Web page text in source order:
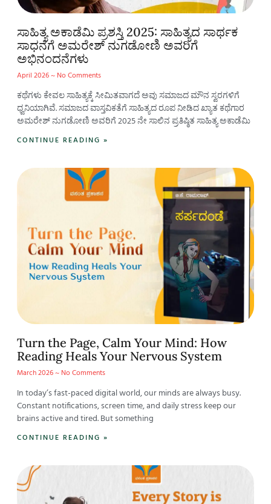
ಸಾಹಿತ್ಯ ಅಕಾಡೆಮಿ ಪ್ರಶಸ್ತಿ 2025: ಸಾಹಿತ್ಯದ ಸಾರ್ಥಕ
ಸಾಧನೆಗೆ ಅಮರೇಶ್ ನುಗಡೋಣಿ ಅವರಿಗೆ
ಅಭಿನಂದನೆಗಳು
April 2026 No Comments
ಕಥೆಗಳು ಕೇವಲ ಸಾಹಿತ್ಯಕ್ಕೆ ಸೀಮಿತವಾಗದೆ ಅವು ಸಮಾಜದ ಮೌನ ಸ್ವರಗಳಿಗೆ
ಧ್ವನಿಯಾಗಿವೆ. ಸಮಾಜದ ವಾಸ್ತವಿಕತೆಗೆ ಸಾಹಿತ್ಯದ ರೂಪ ನೀಡಿದ ಖ್ಯಾತ ಕಥೆಗಾರ
ಅಮರೇಶ್ ನುಗಡೋಣಿ ಅವರಿಗೆ 2025 ನೇ ಸಾಲಿನ ಪ್ರತಿಷ್ಠಿತ ಸಾಹಿತ್ಯ ಅಕಾಡೆಮಿ
CONTINUE READING »
Turn the Page, Calm Your Mind: How
Reading Heals Your Nervous System
March 2026 No Comments
In today’s fast-paced digital world, our minds are always busy.
Constant notifications, screen time, and daily stress keep our
brains active and tired. But something
CONTINUE READING »